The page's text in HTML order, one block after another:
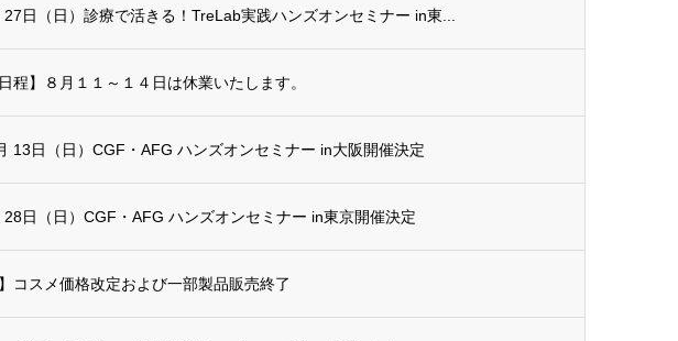
日（日）診療で活きる！TreLab実践ハンズオンセミナー in東...
程】８月１１～１４日は休業いたします。
13日（日）CGF・AFG ハンズオンセミナー in大阪開催決定
日（日）CGF・AFG ハンズオンセミナー in東京開催決定
】コスメ価格改定および一部製品販売終了